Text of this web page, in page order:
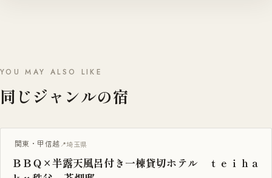
YOU MAY ALSO LIKE
同じジャンルの宿
BBQ・焚き火
関東・甲信越 埼玉県
ＢＢＱ×半露天風呂付き一棟貸切ホテル ｔｅｉｈａ